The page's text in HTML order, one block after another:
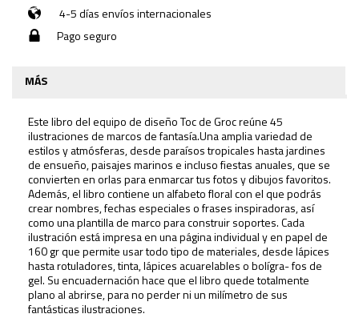
4-5 días envíos internacionales
Pago seguro
MÁS
Este libro del equipo de diseño Toc de Groc reúne 45
ilustraciones de marcos de fantasía.Una amplia variedad de
estilos y atmósferas, desde paraísos tropicales hasta jardines
de ensueño, paisajes marinos e incluso fiestas anuales, que se
convierten en orlas para enmarcar tus fotos y dibujos favoritos.
Además, el libro contiene un alfabeto floral con el que podrás
crear nombres, fechas especiales o frases inspiradoras, así
como una plantilla de marco para construir soportes. Cada
ilustración está impresa en una página individual y en papel de
160 gr que permite usar todo tipo de materiales, desde lápices
hasta rotuladores, tinta, lápices acuarelables o bolígra- fos de
gel. Su encuadernación hace que el libro quede totalmente
plano al abrirse, para no perder ni un milímetro de sus
fantásticas ilustraciones.